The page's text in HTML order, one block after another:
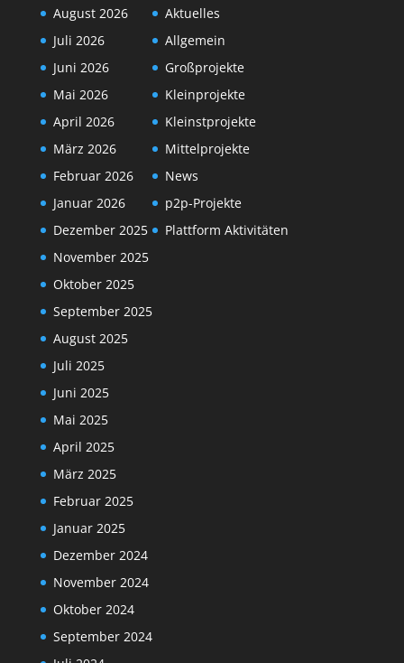
August 2026
Juli 2026
Juni 2026
Mai 2026
April 2026
März 2026
Februar 2026
Januar 2026
Dezember 2025
November 2025
Oktober 2025
September 2025
August 2025
Juli 2025
Juni 2025
Mai 2025
April 2025
März 2025
Februar 2025
Januar 2025
Dezember 2024
November 2024
Oktober 2024
September 2024
Aktuelles
Allgemein
Großprojekte
Kleinprojekte
Kleinstprojekte
Mittelprojekte
News
p2p-Projekte
Plattform Aktivitäten